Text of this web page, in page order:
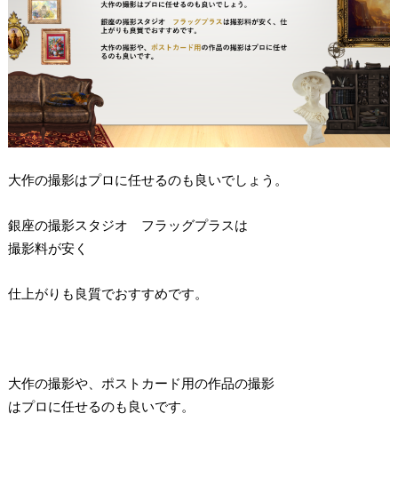
大作の撮影はプロに任せるのも良いでしょう。
銀座の撮影スタジオ フラッグプラスは
撮影料が安く
仕上がりも良質でおすすめです。
大作の撮影や、ポストカード用の作品の撮影
はプロに任せるのも良いです。